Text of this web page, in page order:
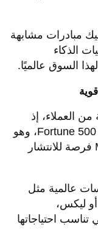
مبادرات مشابهة
الذكاء
السوق عالميًا.
العملاء، إذ
تعمل بالفعل مع عدد كبير من شركات Fortune 500، وهو
ما يمنح Microsoft Frontier Company فرصة للانتشار
عالمية مثل
أو ليكس،
احتياجاتها